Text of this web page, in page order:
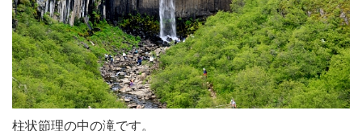
柱状節理の中の滝です。